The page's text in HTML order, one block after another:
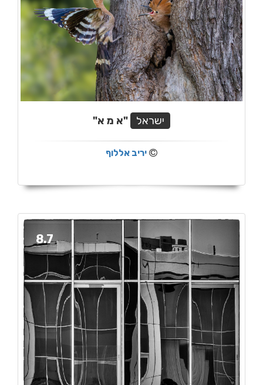
ישראל "א מ א"
יריב אללוף
8.7